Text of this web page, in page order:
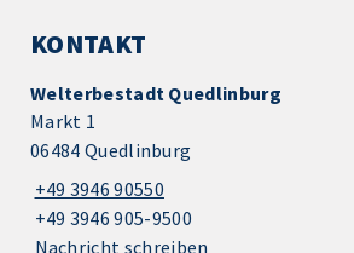
KONTAKT
Welterbestadt Quedlinburg
Markt 1
06484 Quedlinburg
+49 3946 90550
+49 3946 905-9500
Nachricht schreiben